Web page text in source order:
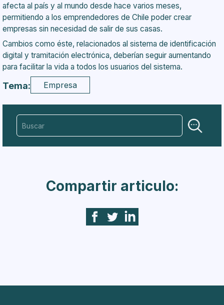
afecta al país y al mundo desde hace varios meses,
permitiendo a los emprendedores de Chile poder crear
empresas sin necesidad de salir de sus casas.
Cambios como éste, relacionados al sistema de identificación
digital y tramitación electrónica, deberían seguir aumentando
para facilitar la vida a todos los usuarios del sistema.
Tema: Empresa
Compartir articulo: